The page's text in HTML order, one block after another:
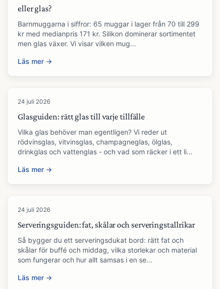
eller glas?
Barnmuggarna i siffror: 65 muggar i lager från 70 till 299
kr med medianpris 171 kr. Silikon dominerar sortimentet
men glas växer. Vi visar vilken mug...
Läs mer →
24 juli 2026
Glasguiden: rätt glas till varje tillfälle
Vilka glas behöver man egentligen? Vi reder ut
rödvinsglas, vitvinsglas, champagneglas, ölglas,
drinkglas och vattenglas - och vad som räcker i ett li...
Läs mer →
24 juli 2026
Serveringsguiden: fat, skålar och serveringstallrikar
Så bygger du ett serveringsdukat bord: rätt fat och
skålar för buffé och middag, vilka storlekar och material
som fungerar och hur allt samsas i en se...
Läs mer →